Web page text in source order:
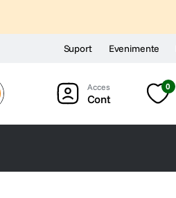
Suport Evenimente
Cont
0